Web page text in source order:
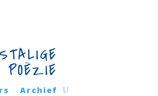
POËZIE
Archief